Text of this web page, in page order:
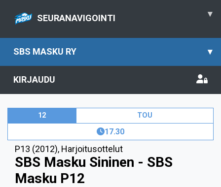
SEURANAVIGOINTI ▾
SBS MASKU RY ▾
KIRJAUDU
12 TOU
17.30
P13 (2012), Harjoitusottelut
SBS Masku Sininen - SBS
Masku P12